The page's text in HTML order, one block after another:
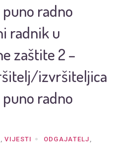
radno
radnik u
zaštite 2 –
izvršiteljica
radno
,VIJESTI ODGAJATELJ ,